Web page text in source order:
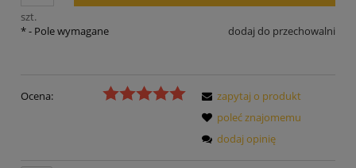
szt.
dodaj do przechowalni
*- Pole wymagane
Ocena:
zapytaj o produkt
poleć znajomemu
dodaj opinię